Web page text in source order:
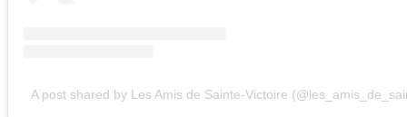
A post shared by Les Amis de Sainte-Victoire